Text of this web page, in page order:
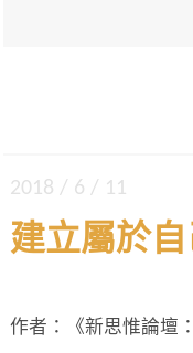
2018 / 6 / 11
建立屬於
作者：《新思惟論壇